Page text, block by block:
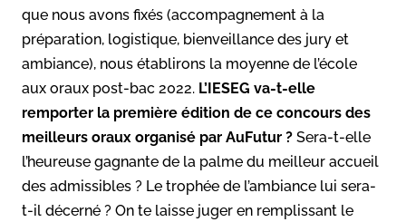
que nous avons fixés (accompagnement à la
préparation, logistique, bienveillance des jury et
ambiance), nous établirons la moyenne de l’école
aux oraux post-bac 2022. L’IESEG va-t-elle
remporter la première édition de ce concours des
meilleurs oraux organisé par AuFutur ? Sera-t-elle
l’heureuse gagnante de la palme du meilleur accueil
des admissibles ? Le trophée de l’ambiance lui sera-
t-il décerné ? On te laisse juger en remplissant le